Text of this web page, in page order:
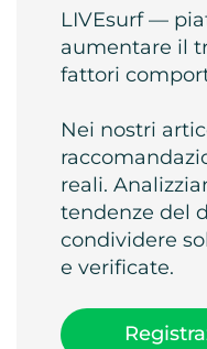
LIVEsurf —
aumentare il
fattori
Nei nostri
reali.
tendenze del
condividere
e verificate.